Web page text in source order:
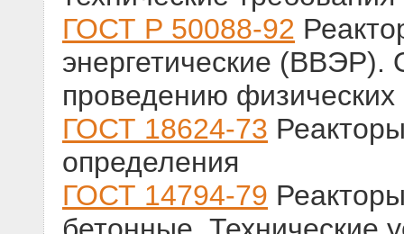
ГОСТ Р 50088-92
энергетические (ВВЭР).
проведению физических
ГОСТ 18624-73
определения
ГОСТ 14794-79